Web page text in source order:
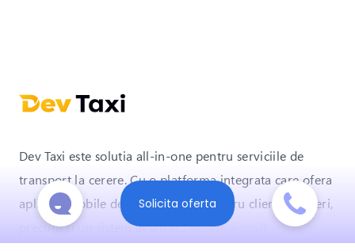
Solicita oferta
Dev Taxi este solutia all-in-one pentru serviciile de
transport la cerere. Cu o platforma integrata care ofera
aplicatii mobile de inalta calitate pentru clienti si soferi,
precum si un sistem avansat...vezi mai mult